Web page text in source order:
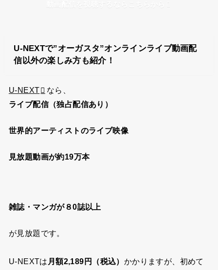
動画配信を視聴するならこちらから
U-NEXTで”オーガスタ”オンラインライブ動画配
信以外の楽しみ方も紹介！
U-NEXT
なら、
ライブ配信（独占配信あり）
世界的アーティストのライブ映像
見放題動画が約19万本
雑誌・マンガが８0誌以上
が見放題です。
U-NEXTは 月額2,189円（税込） かかりますが、初めて